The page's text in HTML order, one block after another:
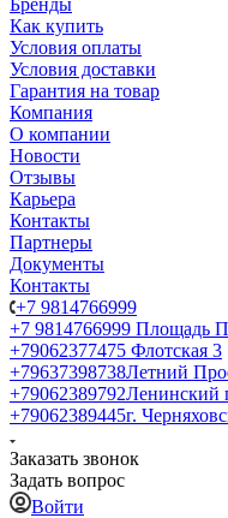
Бренды
Как купить
Условия оплаты
Условия доставки
Гарантия на товар
Компания
О компании
Новости
Отзывы
Карьера
Контакты
Партнеры
Документы
Контакты
+7 9814766999
+7 9814766999 Площадь
+79062377475 Флотская 3
+79637398738Летний
+79062389792Ленинский
+79062389445г.
Заказать звонок
Задать вопрос
Войти